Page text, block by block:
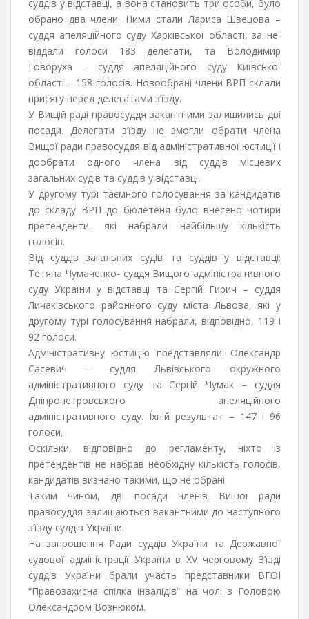
суддів у відставці, а вона становить три особи, було
обрано два члени. Ними стали Лариса Швецова –
суддя апеляційного суду Харківської області, за неї
віддали голоси 183 делегати, та Володимир
Говоруха – суддя апеляційного суду Київської
області – 158 голосів. Новообрані члени ВРП склали
присягу перед делегатами з’їзду.
У Вищій раді правосуддя вакантними залишились дві
посади. Делегати з’їзду не змогли обрати члена
Вищої ради правосуддя від адміністративної юстиції і
дообрати одного члена від суддів місцевих
загальних судів та суддів у відставці.
У другому турі таємного голосування за кандидатів
до складу ВРП до бюлетеня було внесено чотири
претенденти, які набрали найбільшу кількість
голосів.
Від суддів загальних судів та суддів у відставці:
Тетяна Чумаченко- суддя Вищого адміністративного
суду України у відставці та Сергій Гирич – суддя
Личаківського районного суду міста Львова, які у
другому турі голосування набрали, відповідно, 119 і
92 голоси.
Адміністративну юстицію представляли: Олександр
Сасевич – суддя Львівського окружного
адміністративного суду та Сергій Чумак – суддя
Дніпропетровського апеляційного
адміністративного суду. Їхній результат – 147 і 96
голоси.
Оскільки, відповідно до регламенту, ніхто із
претендентів не набрав необхідну кількість голосів,
кандидатів визнано такими, що не обрані.
Таким чином, дві посади членів Вищої ради
правосуддя залишаються вакантними до наступного
з’їзду суддів України.
На запрошення Ради суддів України та Державної
судової адміністрації України в ХV черговому З’їзді
суддів України брали участь представники ВГОІ
“Правозахисна спілка інвалідів” на чолі з Головою
Олександром Вознюком.